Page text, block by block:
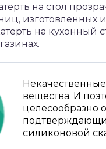
на стол
изготовленных
на кухонный
вещества. И
целесообразно
силиконовой